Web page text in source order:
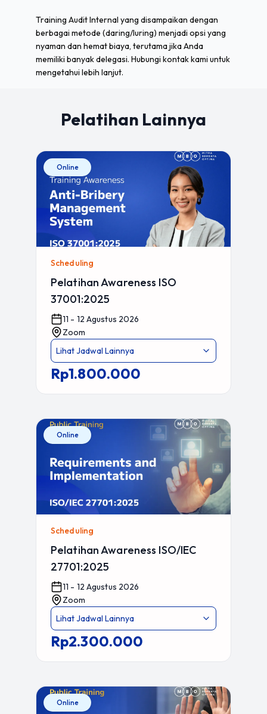
Training Audit Internal yang disampaikan dengan
berbagai metode (daring/luring) menjadi opsi yang
nyaman dan hemat biaya, terutama jika Anda
memiliki banyak delegasi. Hubungi kontak kami untuk
mengetahui lebih lanjut.
Pelatihan Lainnya
Online
Scheduling
Pelatihan Awareness ISO
37001:2025
11 - 12 Agustus 2026
Zoom
Lihat Jadwal Lainnya
Rp1.800.000
Online
Scheduling
Pelatihan Awareness ISO/IEC
27701:2025
11 - 12 Agustus 2026
Zoom
Lihat Jadwal Lainnya
Rp2.300.000
Online